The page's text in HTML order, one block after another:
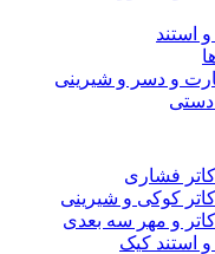
استند
و دسر و شیرینی
کاتر فشاری
کاتر کوکی و شیرینی
کاتر و مهر سه بعدی
استند کیک